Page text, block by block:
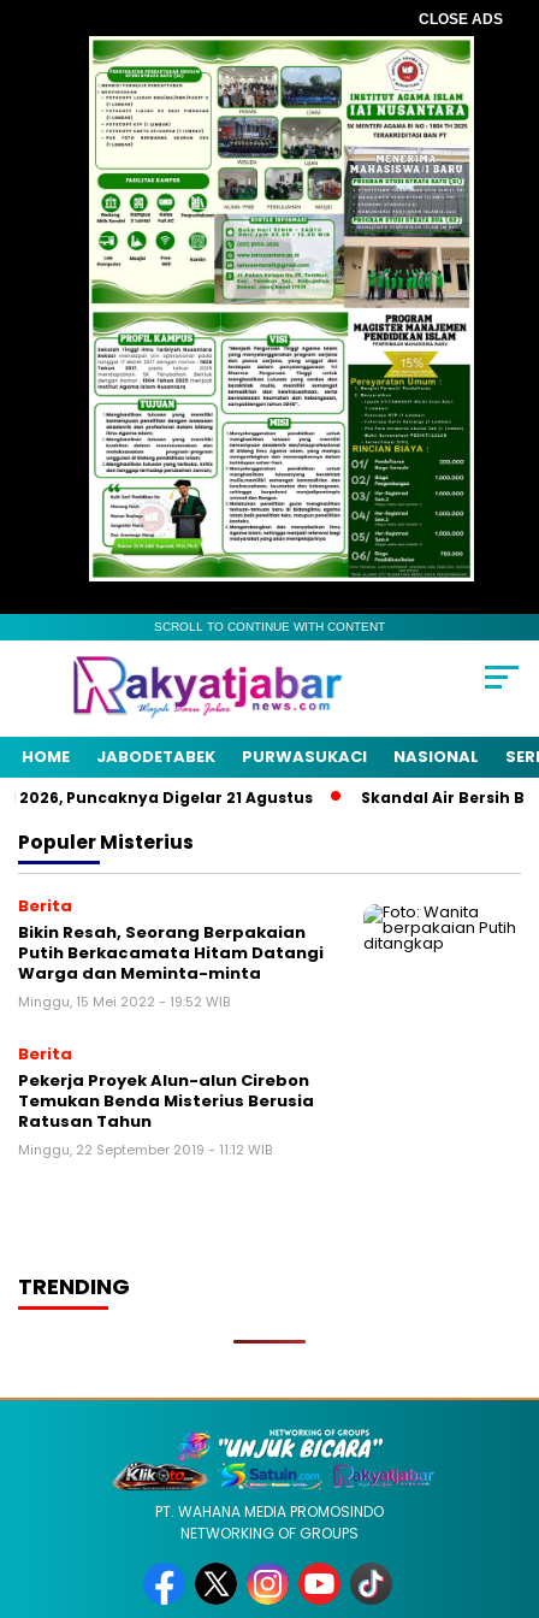
CLOSE ADS
SCROLL TO CONTINUE WITH CONTENT
HOME JABODETABEK PURWASUKACI NASIONAL
2026, Puncaknya Digelar 21 Agustus Skandal Air Bersih
PopulerMisterius
Berita
Bikin Resah, Seorang Berpakaian
Putih Berkacamata Hitam Datangi
Warga dan Meminta-minta
Minggu, 15 Mei 2022 - 19:52 WIB
Berita
Pekerja Proyek Alun-alun Cirebon
Temukan Benda Misterius Berusia
Ratusan Tahun
Minggu, 22 September 2019 - 11:12 WIB
TRENDING
PT. WAHANA MEDIA PROMOSINDO
NETWORKING OF GROUPS